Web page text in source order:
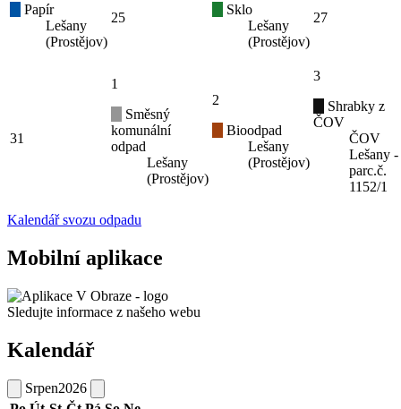
Papír
Lešany
(Prostějov)
25
Sklo
Lešany
(Prostějov)
27
31
1
Směsný
komunální
odpad
Lešany
(Prostějov)
2
Bioodpad
Lešany
(Prostějov)
3
Shrabky z
ČOV
ČOV
Lešany -
parc.č.
1152/1
Kalendář svozu odpadu
Mobilní aplikace
Sledujte informace z našeho webu
Kalendář
Srpen2026